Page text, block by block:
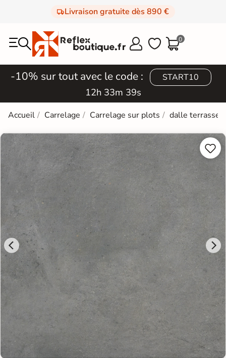
Livraison gratuite dès 890 €
  0
-10% sur tout avec le code : START10
12h 33m 38s
Accueil Carrelage Carrelage sur plots dalle terrasse

